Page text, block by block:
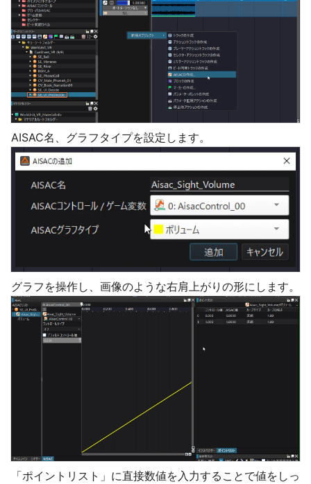
AISAC名、グラフタイプを設定します。
グラフを操作し、画像のような右肩上がりの形にします。
「ポイントリスト」に直接数値を入力することで値をしっ